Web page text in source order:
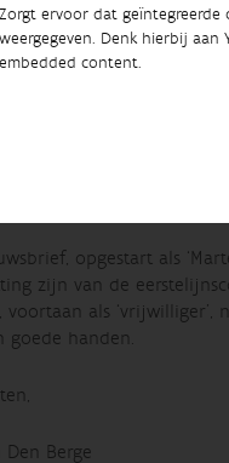
Zorgt ervoor dat
weergegeven. Denk hierbij aan
embedded content.
is uiteraard een
in o.m. het beleid rond
tot de officiële
(natuur)doelen te
voor lezingen
uit, in de hoedanigheid
de ijverige en
opgestart als
zijn van de
voortaan als
goede handen.
Den Berge